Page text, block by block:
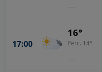
—
17:00
16°
Perc. 14°
—